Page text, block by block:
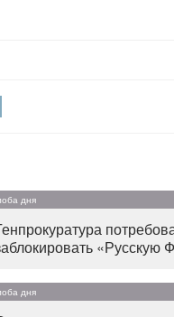
дня
«Русскую
дня